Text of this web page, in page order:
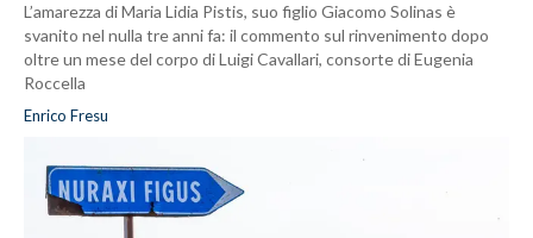
L’amarezza di Maria Lidia Pistis, suo figlio Giacomo Solinas è
svanito nel nulla tre anni fa: il commento sul rinvenimento dopo
oltre un mese del corpo di Luigi Cavallari, consorte di Eugenia
Roccella
Enrico Fresu